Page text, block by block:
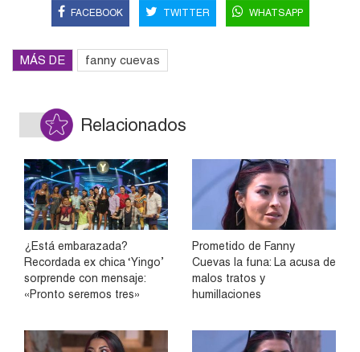
FACEBOOK TWITTER WHATSAPP
MÁS DE fanny cuevas
Relacionados
¿Está embarazada?
Recordada ex chica ‘Yingo’
sorprende con mensaje:
«Pronto seremos tres»
Prometido de Fanny
Cuevas la funa: La acusa de
malos tratos y
humillaciones